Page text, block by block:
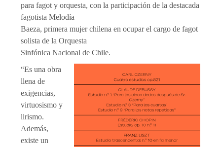
para fagot y orquesta, con la participación de la destacada
fagotista Melodía
Baeza, primera mujer chilena en ocupar el cargo de fagot
solista de la Orquesta
Sinfónica Nacional de Chile.
“Es una obra
llena de
exigencias,
virtuosismo y
lirismo.
Además,
existe un